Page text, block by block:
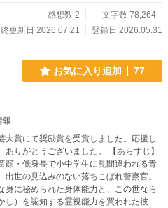
に守る忠臣・稲葉正勝。 将軍宣下を
海道をゆく上洛軍に追いつくのか？！ 江
感想数 2
文字数 78,264
更新日 2026.07.21
登録日 2026.05.31
お気に入り追加 77
報
大賞にて奨励賞を受賞しました。応援し
とうございました。 【あらすじ】
顔・低身長で小中学生に見間違われる青
出世の見込みのない落ちこぼれ警察官。
に秘められた身体能力と、この世なら
し）を認知する霊視能力を買われた彼